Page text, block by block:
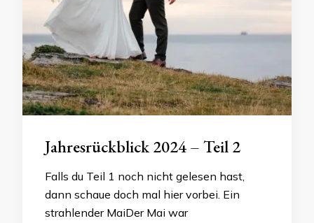
Jahresrückblick 2024 – Teil 2
Falls du Teil 1 noch nicht gelesen hast,
dann schaue doch mal hier vorbei. Ein
strahlender MaiDer Mai war